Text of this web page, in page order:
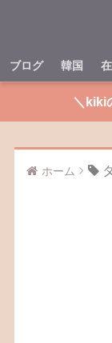
ブログ 韓国
＼kiki
ホーム